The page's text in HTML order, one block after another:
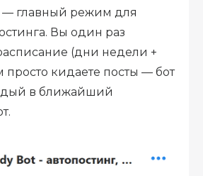
— главный режим для
Вы один раз
(дни недели +
просто кидаете посты — бот
в ближайший